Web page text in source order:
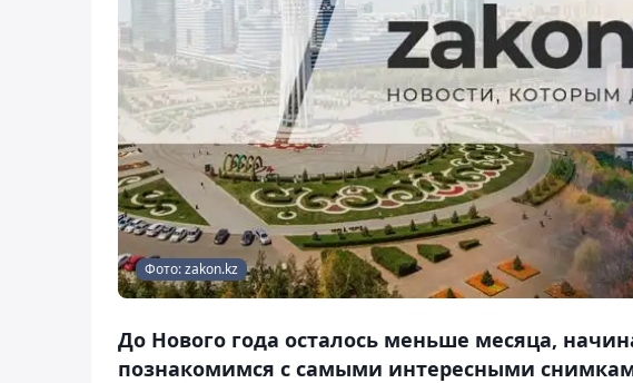
Фото: zakon.kz
До Нового года осталось меньше месяца,
познакомимся с самыми интересными